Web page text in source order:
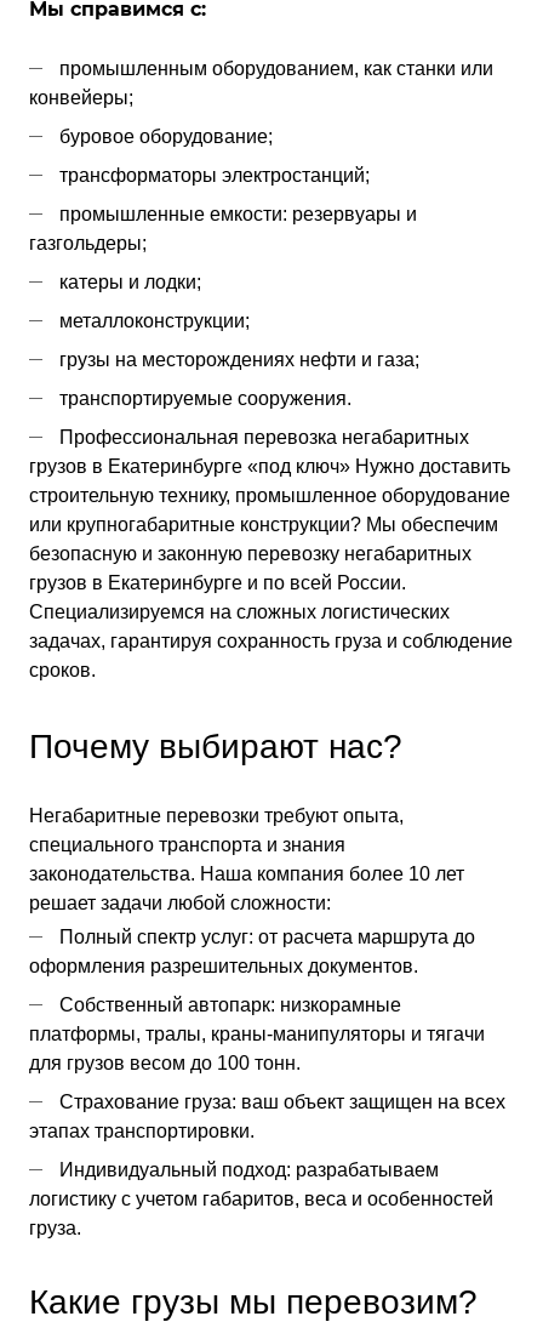
Мы справимся с:
промышленным оборудованием, как станки или
конвейеры;
буровое оборудование;
трансформаторы электростанций;
промышленные емкости: резервуары и
газгольдеры;
катеры и лодки;
металлоконструкции;
грузы на месторождениях нефти и газа;
транспортируемые сооружения.
Профессиональная перевозка негабаритных
грузов в Екатеринбурге «под ключ» Нужно доставить
строительную технику, промышленное оборудование
или крупногабаритные конструкции? Мы обеспечим
безопасную и законную перевозку негабаритных
грузов в Екатеринбурге и по всей России.
Специализируемся на сложных логистических
задачах, гарантируя сохранность груза и соблюдение
сроков.
Почему выбирают нас?
Негабаритные перевозки требуют опыта,
специального транспорта и знания
законодательства. Наша компания более 10 лет
решает задачи любой сложности:
Полный спектр услуг: от расчета маршрута до
оформления разрешительных документов.
Собственный автопарк: низкорамные
платформы, тралы, краны-манипуляторы и тягачи
для грузов весом до 100 тонн.
Страхование груза: ваш объект защищен на всех
этапах транспортировки.
Индивидуальный подход: разрабатываем
логистику с учетом габаритов, веса и особенностей
груза.
Какие грузы мы перевозим?